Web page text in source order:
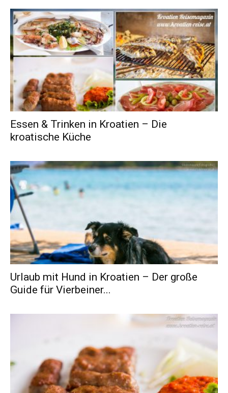
Essen & Trinken in Kroatien – Die
kroatische Küche
Urlaub mit Hund in Kroatien – Der große
Guide für Vierbeiner...